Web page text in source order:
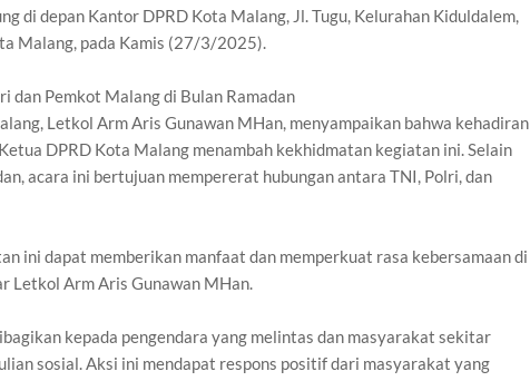
di depan Kantor DPRD Kota Malang, Jl. Tugu, Kelurahan Kiduldalem,
Malang, pada Kamis (27/3/2025).
dan Pemkot Malang di Bulan Ramadan
Letkol Arm Aris Gunawan MHan, menyampaikan bahwa kehadiran
DPRD Kota Malang menambah kekhidmatan kegiatan ini. Selain
acara ini bertujuan mempererat hubungan antara TNI, Polri, dan
ini dapat memberikan manfaat dan memperkuat rasa kebersamaan di
Letkol Arm Aris Gunawan MHan.
kepada pengendara yang melintas dan masyarakat sekitar
sosial. Aksi ini mendapat respons positif dari masyarakat yang